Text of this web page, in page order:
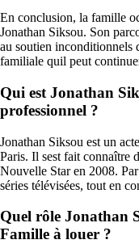
En conclusion, la famille
Jonathan Siksou. Son
au soutien inconditionnels
familiale quil peut
Qui est Jonathan
professionnel ?
Jonathan Siksou est un
Paris. Il sest fait connaître
Nouvelle Star en 2008.
séries télévisées, tout en
Quel rôle Jonathan
Famille à louer ?